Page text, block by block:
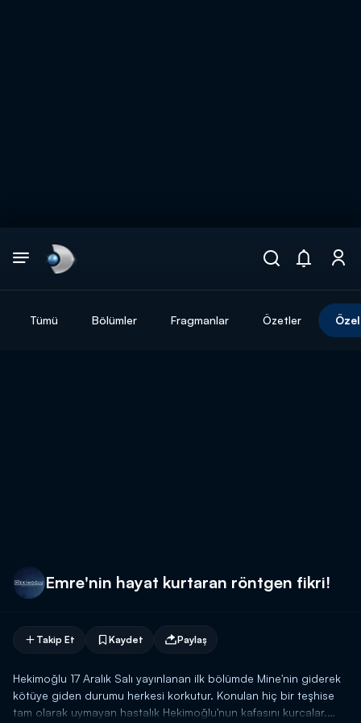
Tümü Bölümler Fragmanlar Özetler
Emre'nin hayat kurtaran röntgen fikri!
Takip Et Kaydet Paylaş
Hekimoğlu 17 Aralık Salı yayınlanan ilk bölümde Mine'nin giderek
kötüye giden durumu herkesi korkutur. Konulan hiç bir teşhise
tam olarak uymayan hastalık Hekimoğlu'nun kafasını kurcalar.